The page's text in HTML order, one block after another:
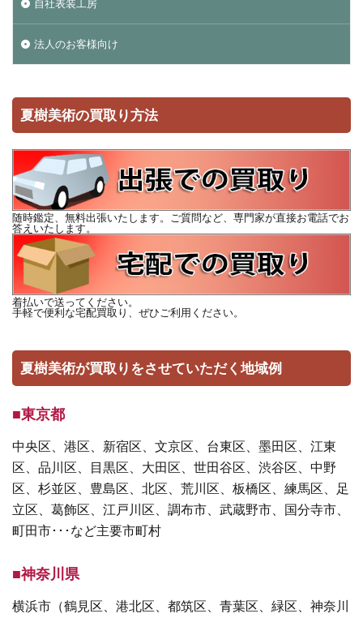
自社表装工房
法人のお客様向け
夏樹美術の買取り方法
随時鑑定、無料出張いたします。ご質問など、専門家が直接お電話でお
答えいたします。
着払いで送ってください。
手軽で便利な宅配買取り、ぜひご利用ください。
夏樹美術が買取りをさせていただく地域例
■東京都
中央区、港区、新宿区、文京区、台東区、墨田区、江東
区、品川区、目黒区、大田区、世田谷区、渋谷区、中野
区、杉並区、豊島区、北区、荒川区、板橋区、練馬区、足
立区、葛飾区、江戸川区、調布市、武蔵野市、国分寺市、
町田市･･･など主要市町村
■神奈川県
横浜市（鶴見区、港北区、都筑区、青葉区、緑区、神奈川